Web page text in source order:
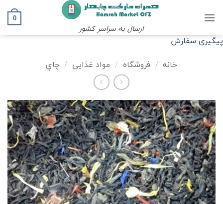
ارسال به سراسر کشور
0
پیگیری سفارش
خانه / فروشگاه / مواد غذایی / چاي